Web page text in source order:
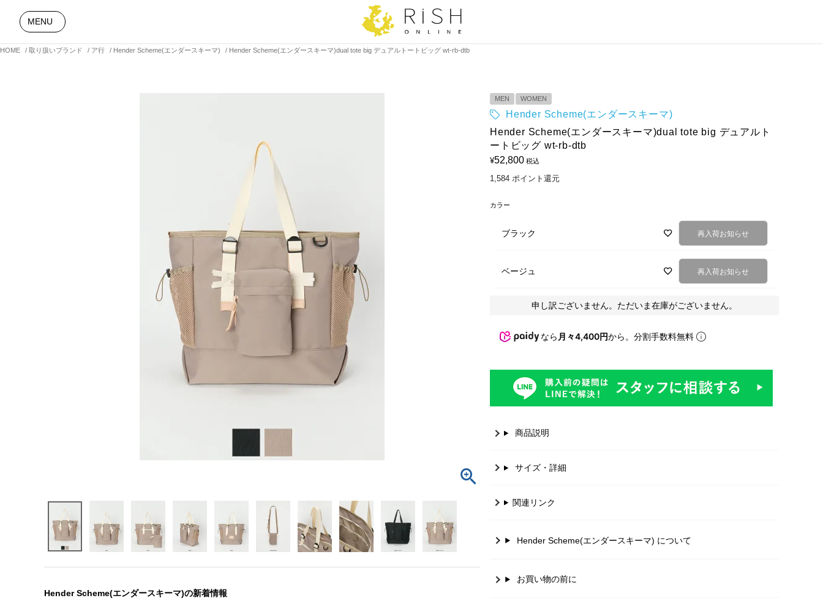
HOME 取り扱いブランド ア行 Hender Scheme(エンダースキーマ) Hender Scheme(エンダースキーマ)dual tote big デュアルトートビッグ wt-rb-dtb
MENU
Hender Scheme(エンダースキーマ)の新着情報
MEN WOMEN
Hender Scheme(エンダースキーマ)
Hender Scheme(エンダースキーマ)dual tote big デュアルト
ートビッグ wt-rb-dtb
¥52,800 税込
1,584 ポイント還元
カラー
ブラック 再入荷お知らせ
ベージュ 再入荷お知らせ
申し訳ございません。ただいま在庫がございません。
なら 月々4,400円から。分割手数料無料
商品説明
サイズ・詳細
関連リンク
Hender Scheme(エンダースキーマ) について
お買い物の前に